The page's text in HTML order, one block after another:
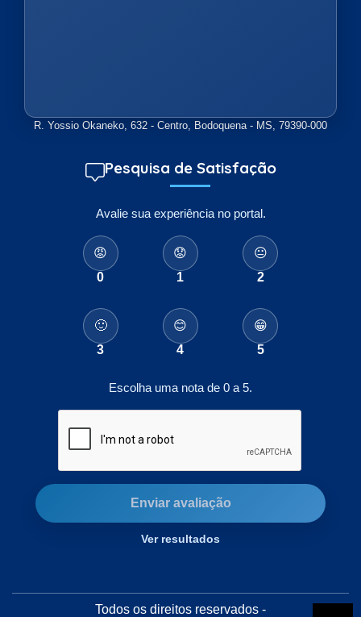
R. Yossio Okaneko, 632 - Centro, Bodoquena - MS, 79390-000
Pesquisa de Satisfação
Avalie sua experiência no portal.
😡
0
😟
1
😐
2
🙂
3
😊
4
😁
5
Escolha uma nota de 0 a 5.
Enviar avaliação
Ver resultados
Todos os direitos reservados -